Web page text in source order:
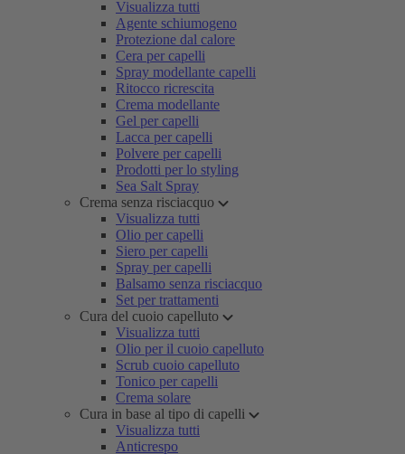
Visualizza tutti
Agente schiumogeno
Protezione dal calore
Cera per capelli
Spray modellante capelli
Ritocco ricrescita
Crema modellante
Gel per capelli
Lacca per capelli
Polvere per capelli
Prodotti per lo styling
Sea Salt Spray
Crema senza risciacquo
Visualizza tutti
Olio per capelli
Siero per capelli
Spray per capelli
Balsamo senza risciacquo
Set per trattamenti
Cura del cuoio capelluto
Visualizza tutti
Olio per il cuoio capelluto
Scrub cuoio capelluto
Tonico per capelli
Crema solare
Cura in base al tipo di capelli
Visualizza tutti
Anticrespo